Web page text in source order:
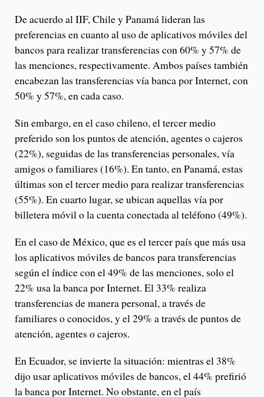
De acuerdo al IIF, Chile y Panamá lideran las
preferencias en cuanto al uso deaplicativos móviles del
bancos para realizar transferencias con 60% y 57% de
las menciones, respectivamente. Ambos países también
encabezan las transferencias vía banca por Internet, con
50% y 57%, en cada caso.
Sin embargo, en el caso chileno, el tercer medio
preferido son los puntos de atención, agentes o cajeros
(22%), seguidas de las transferencias personales, vía
amigos o familiares (16%). En tanto, en Panamá, estas
últimas son el tercer medio para realizar transferencias
(55%). En cuarto lugar, se ubican aquellas vía por
billetera móvil o la cuenta conectada al teléfono (49%).
En el caso de México, que es el tercer país que más usa
los aplicativos móviles de bancos para transferencias
según el índice con el 49% de las menciones, solo el
22% usa la banca por Internet. El 33% realiza
transferencias de manera personal, a través de
familiares o conocidos, y el 29% a través de puntos de
atención, agentes o cajeros.
En Ecuador, se invierte la situación: mientras el 38%
dijo usar aplicativos móviles de bancos, el 44% prefirió
la banca por Internet. No obstante, en el país